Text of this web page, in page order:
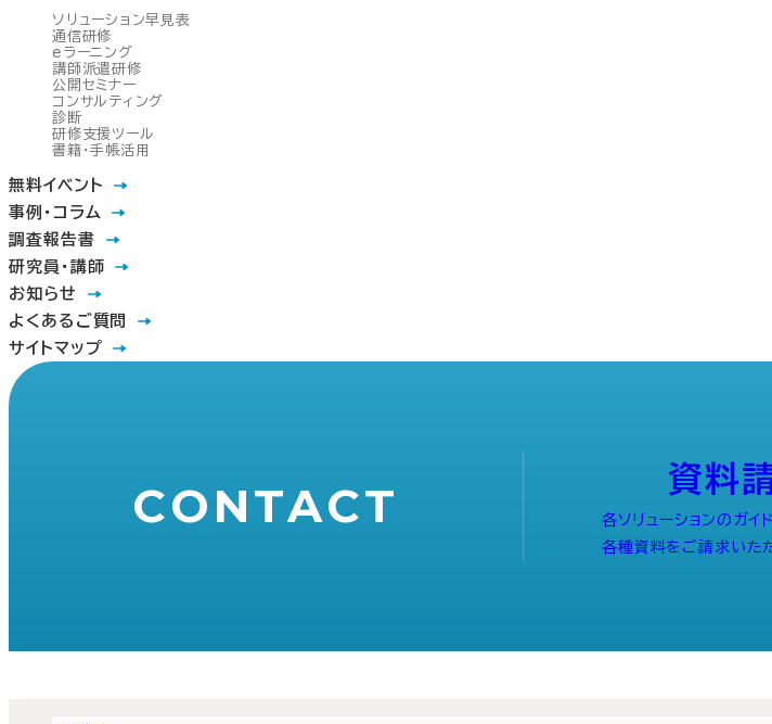
ソリューション早見表
通信研修
eラーニング
講師派遣研修
公開セミナー
コンサルティング
診断
研修支援ツール
書籍・手帳活用
無料イベント
事例・コラム
調査報告書
研究員・講師
お知らせ
よくあるご質問
サイトマップ
CONTACT 資料
各ソリューションのガイ
各種資料をご請求いた